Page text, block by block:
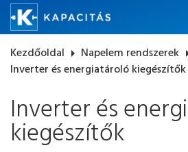
Kezdőoldal arrow_right Napelem rendszerek
Inverter és energiatároló kiegészítők
Inverter és
kiegészítők